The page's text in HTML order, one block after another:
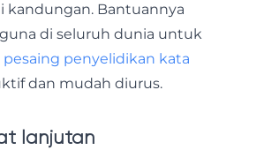
kandungan. Bantuannya
di seluruh dunia untuk
pesaing penyelidikan kata
dan mudah diurus.
lanjutan